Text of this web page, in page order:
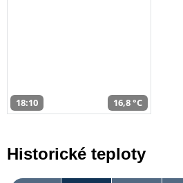
18:10 16,8 °C
Historické teploty